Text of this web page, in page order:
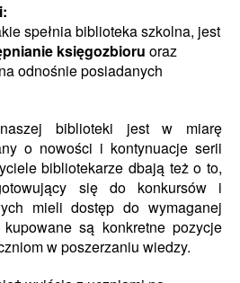
spełnia biblioteka szkolna, jest
księgozbioru oraz
odnośnie posiadanych
biblioteki jest w miarę
o nowości i kontynuacje serii
bibliotekarze dbają też o to,
się do konkursów i
mieli dostęp do wymaganej
są konkretne pozycje
w poszerzaniu wiedzy.